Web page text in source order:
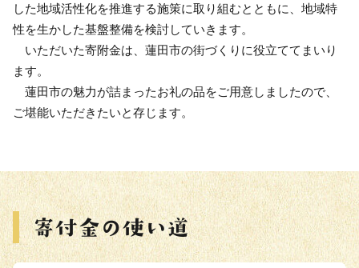
した地域活性化を推進する施策に取り組むとともに、地域特
性を生かした基盤整備を検討していきます。
いただいた寄附金は、蓮田市の街づくりに役立ててまいり
ます。
蓮田市の魅力が詰まったお礼の品をご用意しましたので、
ご堪能いただきたいと存じます。